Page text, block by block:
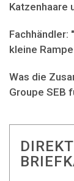
Katzenhaare
Fachhändler:
kleine
Was die
Groupe SEB